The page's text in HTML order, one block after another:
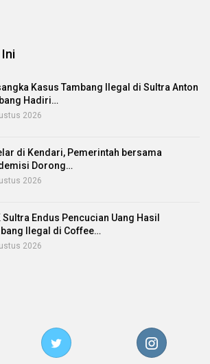
Kasus Tambang Ilegal di Sultra Anton
Hadiri…
2026
di Kendari, Pemerintah bersama
Dorong…
2026
Sultra Endus Pencucian Uang Hasil
Ilegal di Coffee…
2026